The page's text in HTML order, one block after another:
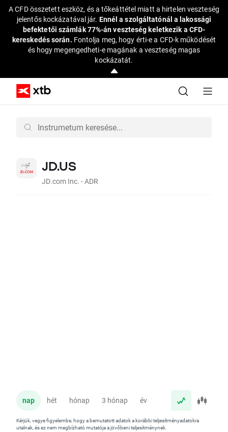
A CFD összetett eszköz, és a tőkeáttétel miatt a hirtelen veszteség
jelentős kockázatával jár. Ennél a szolgáltatónál a lakossági
befektetői számlák 77%-án veszteség keletkezik a CFD-
kereskedés során. Fontolja meg, hogy érti-e a CFD-k működését
és hogy megengedheti-e magának a veszteség magas
kockázatát.
JD.US
JD.com Inc. - ADR
nap hét hónap 3 hónap év
Kérjük, vegye figyelembe, hogy a bemutatott adatok a korábbi teljesítményadatokra
utalnak, és ez nem megbízható mutatója a jövőbeni teljesítménynek.